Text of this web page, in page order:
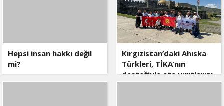
Hepsi insan hakkı değil
mi?
Kırgızistan’daki Ahıska
Türkleri, TİKA’nın
desteğiyle ata yurtlarını
ziyaret etti